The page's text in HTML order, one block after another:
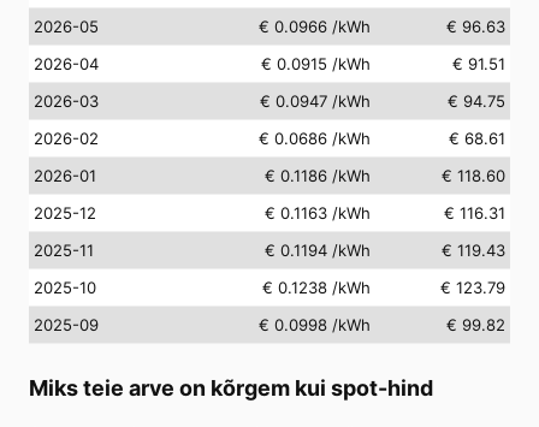
2026-05
€ 0.0966 /kWh
€ 96.63
2026-04
€ 0.0915 /kWh
€ 91.51
2026-03
€ 0.0947 /kWh
€ 94.75
2026-02
€ 0.0686 /kWh
€ 68.61
2026-01
€ 0.1186 /kWh
€ 118.60
2025-12
€ 0.1163 /kWh
€ 116.31
2025-11
€ 0.1194 /kWh
€ 119.43
2025-10
€ 0.1238 /kWh
€ 123.79
2025-09
€ 0.0998 /kWh € 99.82
Miks teie arve on kõrgem kui spot-hind